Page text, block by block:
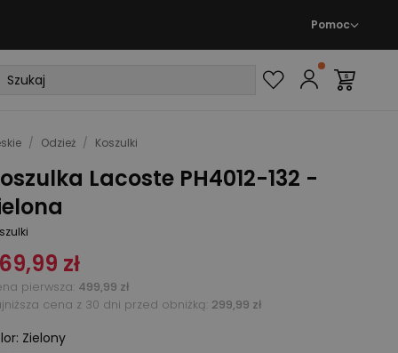
Pomoc
/ Odzież / Koszulki
Lacoste PH4012-132 -
zł
pierwsza 499,99 zł
cena z 30 dni przed obniżką: 299,99 zł
: Zielony